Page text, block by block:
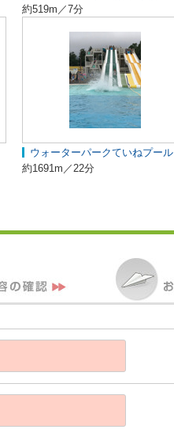
約519m／7分
ウォーターパークていねプール
約1691m／22分